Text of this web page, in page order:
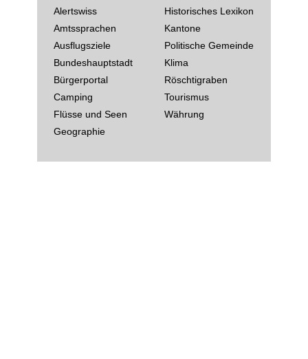
Alertswiss
Amtssprachen
Ausflugsziele
Bundeshauptstadt
Bürgerportal
Camping
Flüsse und Seen
Geographie
Historisches Lexikon
Kantone
Politische Gemeinde
Klima
Röschtigraben
Tourismus
Währung